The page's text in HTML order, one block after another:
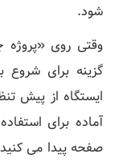
شود.
گزینه برای
ایستگاه از پیش
آماده برای